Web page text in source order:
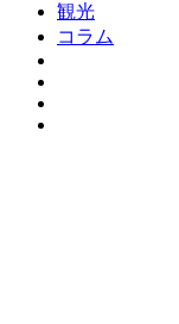
観光
コラム